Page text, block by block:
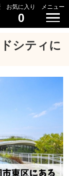
お気に入り
0
メニュー
シティに